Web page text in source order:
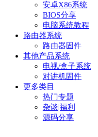
安卓X86系统
BIOS分享
电脑系统教程
路由器系统
路由器固件
其他产品系统
电视/盒子系统
对讲机固件
更多类目
热门专题
杂谈|福利
源码分享